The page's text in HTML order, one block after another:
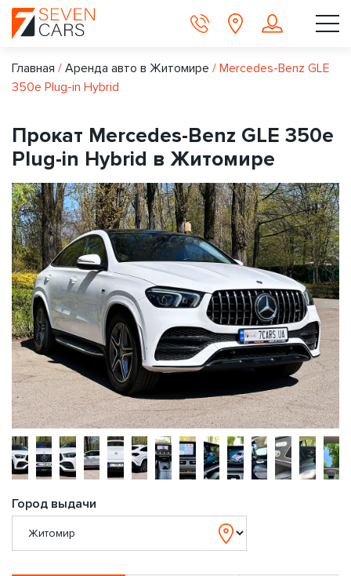
Главная / Аренда авто в Житомире / Mercedes-Benz GLE
350e Plug-in Hybrid
Прокат Mercedes-Benz GLE 350e
Plug-in Hybrid в Житомире
Город выдачи